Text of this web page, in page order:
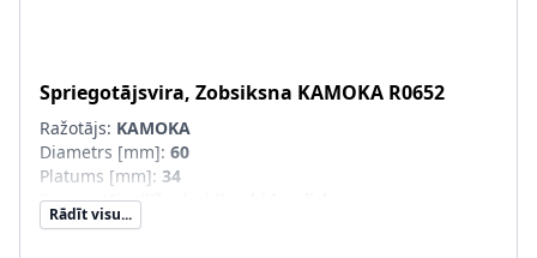
Spriegotājsvira, Zobsiksna KAMOKA R0652
Ražotājs: KAMOKA
Diametrs [mm]: 60
Platums [mm]: 34
Spriegotājrullīša darbība
Rādīt visu...